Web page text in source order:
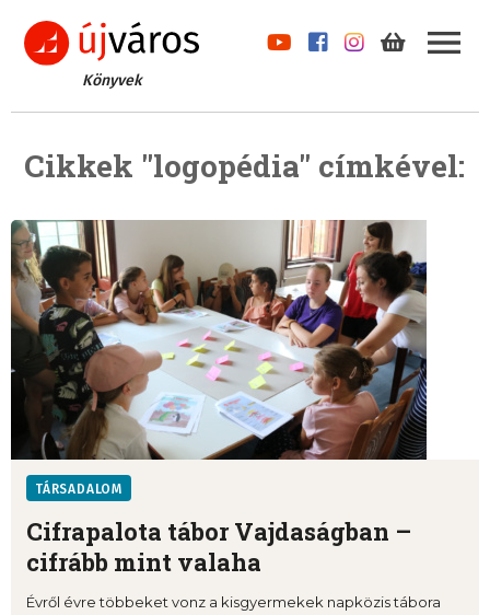
Könyvek
Cikkek "logopédia" címkével:
TÁRSADALOM
Cifrapalota tábor Vajdaságban –
cifrább mint valaha
Évről évre többeket vonz a kisgyermekek napközis tábora